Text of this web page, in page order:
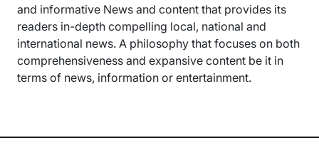
and informative News and content that provides its
readers in-depth compelling local, national and
international news. A philosophy that focuses on both
comprehensiveness and expansive content be it in
terms of news, information or entertainment.